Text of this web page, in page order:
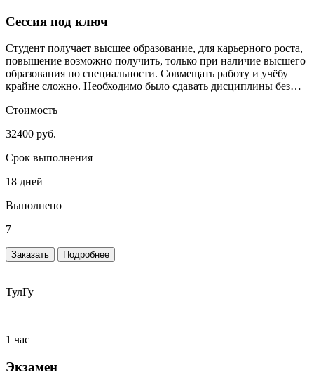
Сессия под ключ
Студент получает высшее образование, для карьерного роста,
повышение возможно получить, только при наличие высшего
образования по специальности. Совмещать работу и учёбу
крайне сложно. Необходимо было сдавать дисциплины без
Стоимость
32400 руб.
Срок выполнения
18 дней
Выполнено
7
Заказать Подробнее
ТулГу
1 час
Экзамен